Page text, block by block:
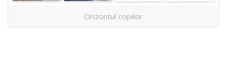
Orizontul copiilor